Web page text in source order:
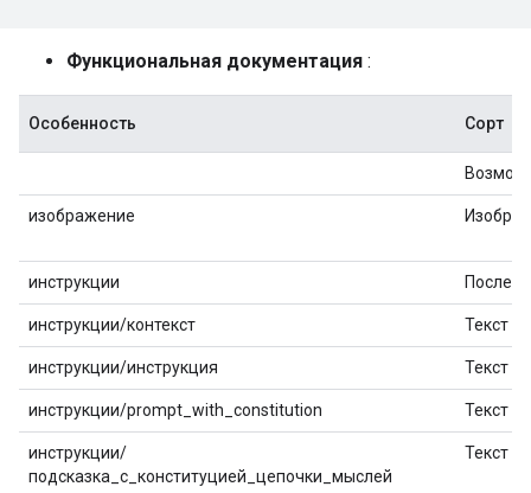
Функциональная документация :
Особенность Сорт
изображение
инструкции
инструкции/контекст Текст
инструкции/инструкция Текст
инструкции/prompt_with_constitution Текст
инструкции/
подсказка_с_конституцией_цепочки_мыслей
Текст